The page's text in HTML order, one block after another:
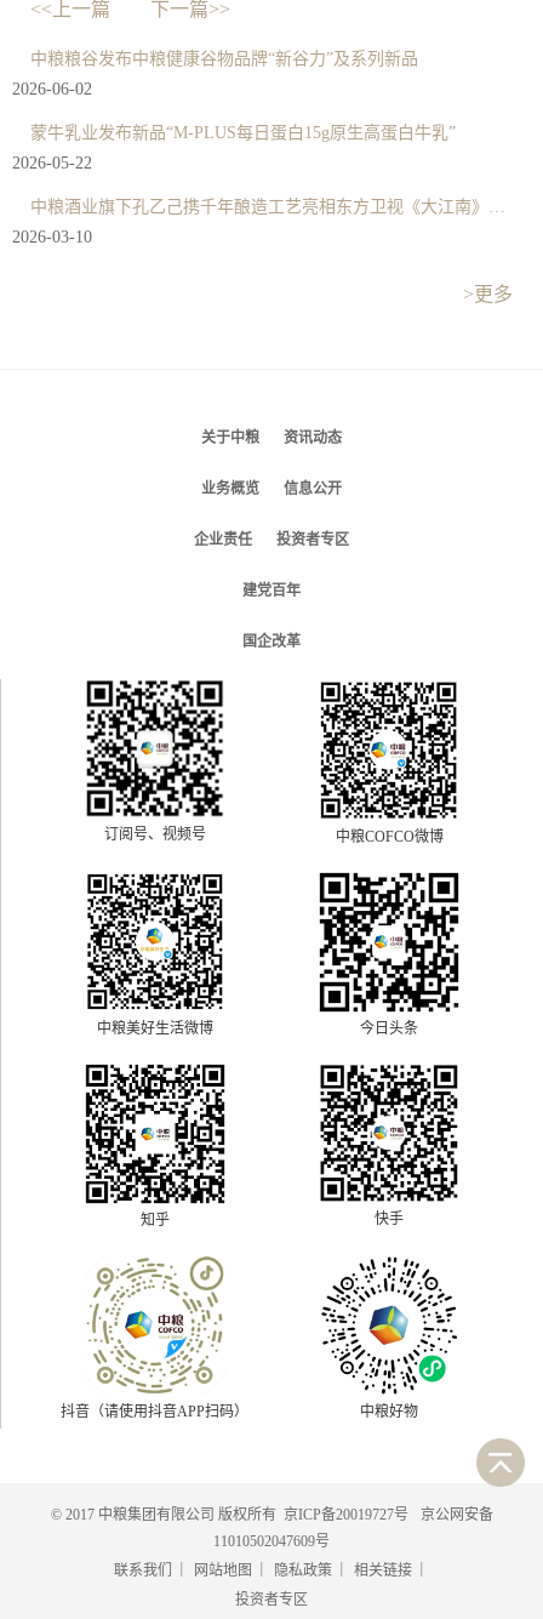
<<上一篇 下一篇>>
中粮粮谷发布中粮健康谷物品牌“新谷力”及系列新品
2026-06-02
蒙牛乳业发布新品“M-PLUS每日蛋白15g原生高蛋白牛乳”
2026-05-22
2026-03-10
>更多
关于中粮 资讯动态
业务概览 信息公开
企业责任 投资者专区
建党百年
国企改革
订阅号、视频号 中粮COFCO微博
中粮美好生活微博 今日头条
知乎 快手
抖音（请使用抖音APP扫码） 中粮好物
© 2017 中粮集团有限公司 版权所有 京ICP备20019727号
京公网安备
11010502047609号
联系我们
网站地图 隐私政策 相关链接
投资者专区